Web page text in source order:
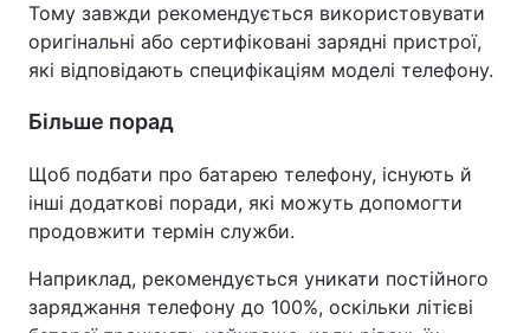
Тому завжди рекомендується використовувати
оригінальні або сертифіковані зарядні пристрої,
які відповідають специфікаціям моделі телефону.
Більше порад
Щоб подбати про батарею телефону, існують й
інші додаткові поради, які можуть допомогти
продовжити термін служби.
Наприклад, рекомендується уникати постійного
заряджання телефону до 100%, оскільки літієві